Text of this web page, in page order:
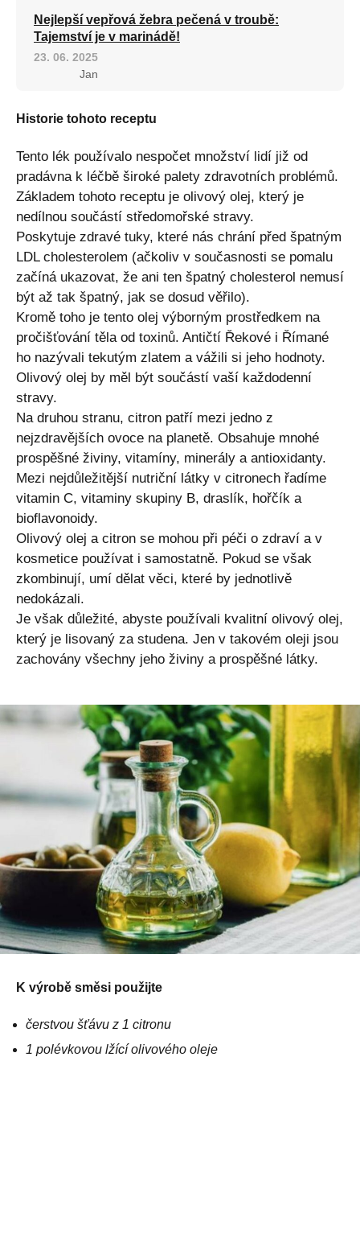
Nejlepší vepřová žebra pečená v troubě:
Tajemství je v marinádě!
23. 06. 2025
Jan
Historie tohoto receptu
Tento lék používalo nespočet množství lidí již od
pradávna k léčbě široké palety zdravotních problémů.
Základem tohoto receptu je olivový olej, který je
nedílnou součástí středomořské stravy.
Poskytuje zdravé tuky, které nás chrání před špatným
LDL cholesterolem (ačkoliv v současnosti se pomalu
začíná ukazovat, že ani ten špatný cholesterol nemusí
být až tak špatný, jak se dosud věřilo).
Kromě toho je tento olej výborným prostředkem na
pročišťování těla od toxinů. Antičtí Řekové i Římané
ho nazývali tekutým zlatem a vážili si jeho hodnoty.
Olivový olej by měl být součástí vaší každodenní
stravy.
Na druhou stranu, citron patří mezi jedno z
nejzdravějších ovoce na planetě. Obsahuje mnohé
prospěšné živiny, vitamíny, minerály a antioxidanty.
Mezi nejdůležitější nutriční látky v citronech řadíme
vitamin C, vitaminy skupiny B, draslík, hořčík a
bioflavonoidy.
Olivový olej a citron se mohou při péči o zdraví a v
kosmetice používat i samostatně. Pokud se však
zkombinují, umí dělat věci, které by jednotlivě
nedokázali.
Je však důležité, abyste používali kvalitní olivový olej,
který je lisovaný za studena. Jen v takovém oleji jsou
zachovány všechny jeho živiny a prospěšné látky.
K výrobě směsi použijte
čerstvou šťávu z 1 citronu
1 polévkovou lžící olivového oleje